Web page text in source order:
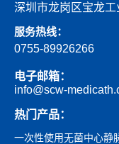
深圳市龙岗区宝龙
服务热线：
0755-89926266
电子邮箱：
info@scw-
热门产品：
一次性使用无菌中心静